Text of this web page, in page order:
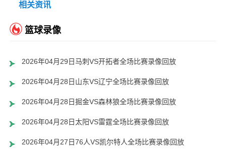
相关资讯
篮球录像
2026年04月29日马刺VS开拓者全场比赛录像回放
2026年04月28日山东VS辽宁全场比赛录像回放
2026年04月28日掘金VS森林狼全场比赛录像回放
2026年04月28日太阳VS雷霆全场比赛录像回放
2026年04月27日76人VS凯尔特人全场比赛录像回放